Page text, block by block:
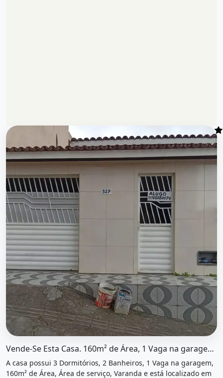
O imóvel &quot;Vende-se esta casa. 160m² de área, 1
Vende-Se Esta Casa. 160m² de Área, 1 Vaga na garageme3 Dormitórios
A casa possui 3 Dormitórios, 2 Banheiros, 1 Vaga na garagem,
160m² de Área, Área de serviço, Varanda e está localizado em